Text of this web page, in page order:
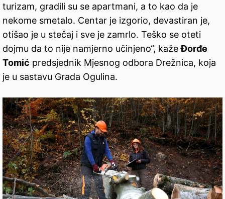
turizam, gradili su se apartmani, a to kao da je
nekome smetalo. Centar je izgorio, devastiran je,
otišao je u stečaj i sve je zamrlo. Teško se oteti
dojmu da to nije namjerno učinjeno“, kažeĐorđe
Tomić predsjednik Mjesnog odbora Drežnica, koja
je u sastavu Grada Ogulina.